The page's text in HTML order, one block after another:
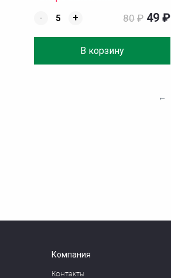
-
+
В корзину
80 ₽ 49₽
←
Компания
Контакты